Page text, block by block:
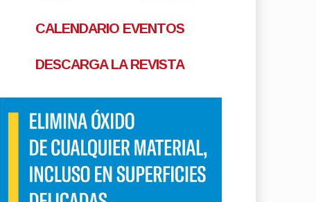
CALENDARIO EVENTOS
DESCARGA LA REVISTA